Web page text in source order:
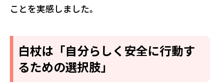
ことを実感しました。
白杖は「自分らしく安全に行動す
るための選択肢」